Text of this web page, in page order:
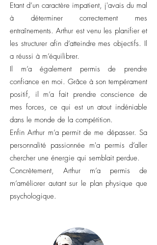
Etant d’un caractère impatient, j'avais du mal
à déterminer correctement mes
entraînements. Arthur est venu les planifier et
les structurer afin d’atteindre mes objectifs. Il
a réussi à m’équilibrer.
Il m’a également permis de prendre
confiance en moi. Grâce à son tempérament
positif, il m’a fait prendre conscience de
mes forces, ce qui est un atout indéniable
dans le monde de la compétition.
Enfin Arthur m’a permit de me dépasser. Sa
personnalité passionnée m'a permis d’aller
chercher une énergie qui semblait perdue.
Concrètement, Arthur m’a permis de
m’améliorer autant sur le plan physique que
psychologique.